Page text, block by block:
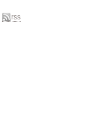
rss